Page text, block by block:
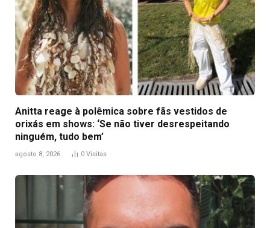
Anitta reage à polêmica sobre fãs vestidos de
orixás em shows: ‘Se não tiver desrespeitando
ninguém, tudo bem’
agosto 8, 2026 0 Visitas